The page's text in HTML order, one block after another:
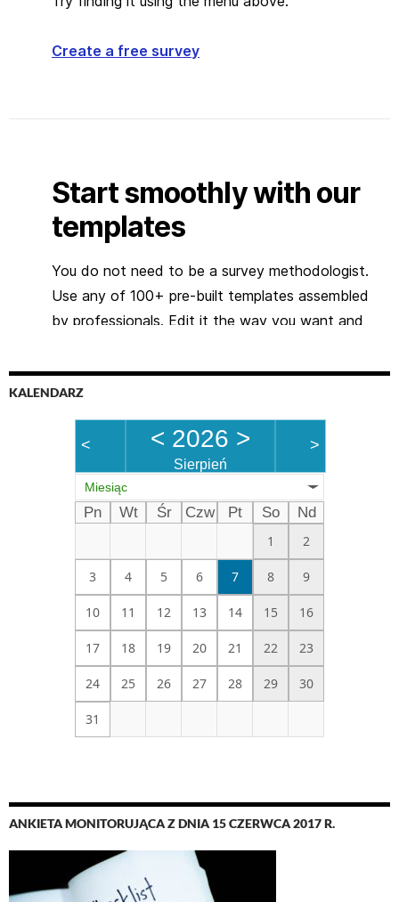
KALENDARZ
< < 2026 >
Sierpień
>
Miesiąc
Pn Wt Śr Czw Pt So
Nd
1
2
3 4 5 6 7 8 9
10 11 12 13 14 15 16
17 18 19 20 21 22 23
24 25 26 27 28 29 30
31
ANKIETA MONITORUJĄCA Z DNIA 15 CZERWCA 2017 R.